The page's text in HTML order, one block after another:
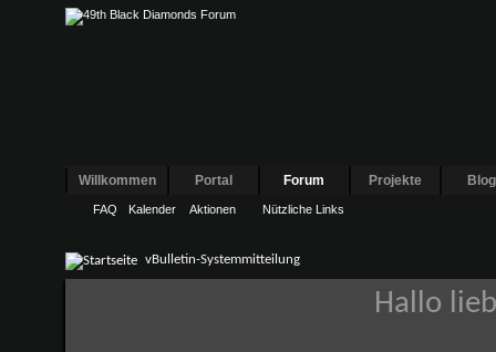
Willkommen Portal Forum
FAQ Kalender Aktionen Nützliche Links
Projekte
vBulletin-Systemmitteilung
Hallo